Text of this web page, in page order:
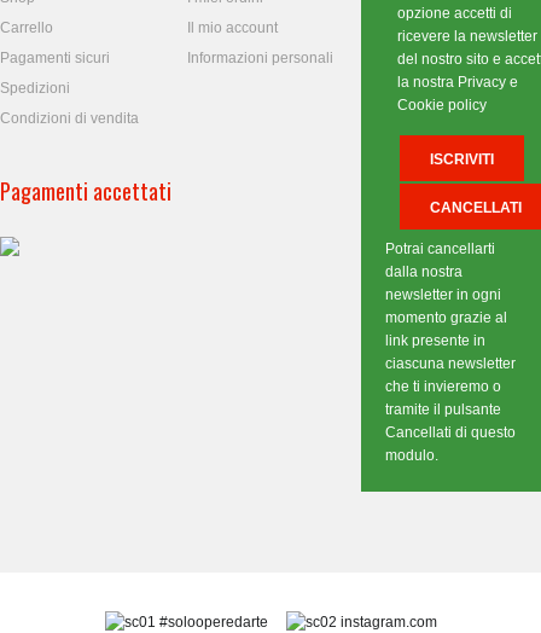
Carrello
Pagamenti sicuri
Spedizioni
Condizioni di vendita
Il mio account
Informazioni personali
Pagamenti accettati
opzione accetti di
ricevere la newsletter
del nostro sito e
la nostra Privacy e
Cookie policy
Potrai cancellarti
dalla nostra
newsletter in ogni
momento grazie al
link presente in
ciascuna newsletter
che ti invieremo o
tramite il pulsante
Cancellati di questo
modulo.
#solooperedarte instagram.com